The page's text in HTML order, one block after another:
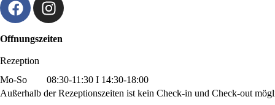
Offnungszeiten
Rezeption
Mo-So
08:30-11:30 I 14:30-18:00
Außerhalb der Rezeptionszeiten ist kein Check-in und Check-out